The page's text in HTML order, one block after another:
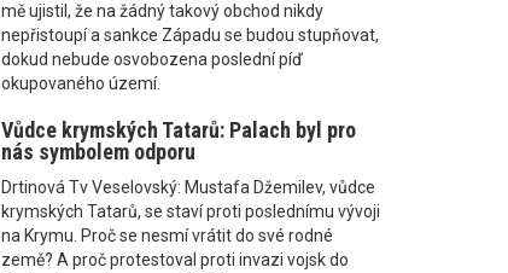
mě ujistil, že na žádný takový obchod nikdy
nepřistoupí a sankce Západu se budou stupňovat,
dokud nebude osvobozena poslední píď
okupovaného území.
Vůdce krymských Tatarů: Palach byl pro
nás symbolem odporu
Drtinová Tv Veselovský: Mustafa Džemilev, vůdce
krymských Tatarů, se staví proti poslednímu vývoji
na Krymu. Proč se nesmí vrátit do své rodné
země? A proč protestoval proti invazi vojsk do